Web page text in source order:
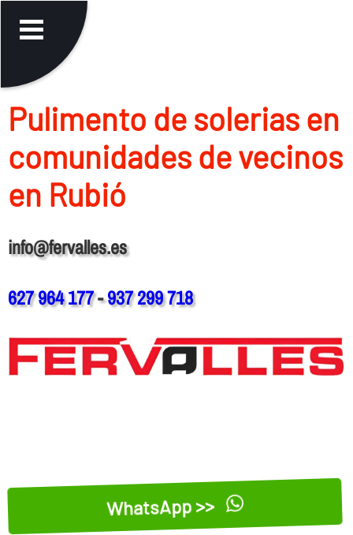
Pulimento de solerias en
comunidades de vecinos
en Rubió
info@fervalles.es
627 964 177-937 299 718
WhatsApp >>